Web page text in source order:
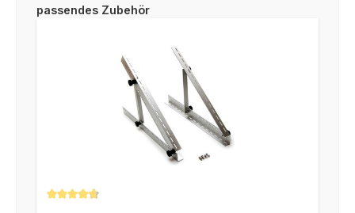
Produktgalerie überspringen
passendes Zubehör